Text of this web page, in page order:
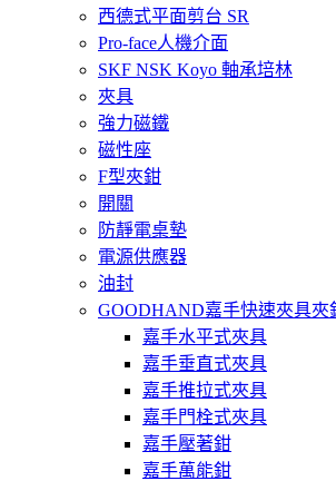
西德式平面剪台 SR
Pro-face人機介面
SKF NSK Koyo 軸承培林
夾具
強力磁鐵
磁性座
F型夾鉗
開關
防靜電桌墊
電源供應器
油封
GOODHAND嘉手快速夾具夾
嘉手水平式夾具
嘉手垂直式夾具
嘉手推拉式夾具
嘉手門栓式夾具
嘉手壓著鉗
嘉手萬能鉗